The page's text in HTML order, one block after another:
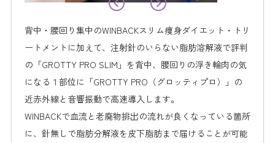
背中・腰回り集中のWINBACKスリム痩身ダイエット・トリ
ートメントに加えて、注射針のいらない脂肪溶解液で評判
の「GROTTY PRO SLIM」を背中、腰回りの浮き輪肉の気
になる１部位に「GROTTY PRO（グロッティプロ）」の
近赤外線と音響振動で高速導入します。
WINBACKで血流と老廃物排出の流れが良くなっている箇所
に、針無しで脂肪分解液を皮下脂肪まで届けることが可能